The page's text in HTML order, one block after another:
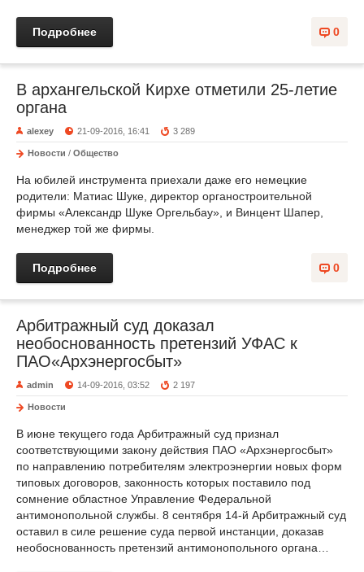
0
Подробнее
В архангельской Кирхе отметили 25-летие
органа
alexey 21-09-2016, 16:41 3 289
Новости / Общество
На юбилей инструмента приехали даже его немецкие
родители: Матиас Шуке, директор органостроительной
фирмы «Александр Шуке Оргельбау», и Винцент Шапер,
менеджер той же фирмы.
0
Подробнее
Арбитражный суд доказал
необоснованность претензий УФАС к
ПАО«Архэнергосбыт»
admin 14-09-2016, 03:52 2 197
Новости
В июне текущего года Арбитражный суд признал
соответствующими закону действия ПАО «Архэнергосбыт»
по направлению потребителям электроэнергии новых форм
типовых договоров, законность которых поставило под
сомнение областное Управление Федеральной
антимонопольной службы. 8 сентября 14-й Арбитражный суд
оставил в силе решение суда первой инстанции, доказав
необоснованность претензий антимонопольного органа…